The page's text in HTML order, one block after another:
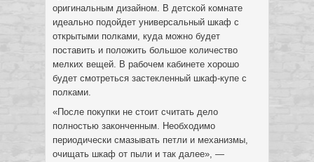
оригинальным дизайном. В детской комнате
идеально подойдет универсальный шкаф с
открытыми полками, куда можно будет
поставить и положить большое количество
мелких вещей. В рабочем кабинете хорошо
будет смотреться застекленный шкаф-купе с
полками.
«После покупки не стоит считать дело
полностью законченным. Необходимо
периодически смазывать петли и механизмы,
очищать шкаф от пыли и так далее», —